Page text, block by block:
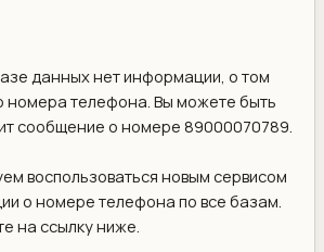
данных нет информации, о том
номера телефона. Вы можете быть
сообщение о номере 89000070789.
воспользоваться новым сервисом
о номере телефона по все базам.
на ссылку ниже.